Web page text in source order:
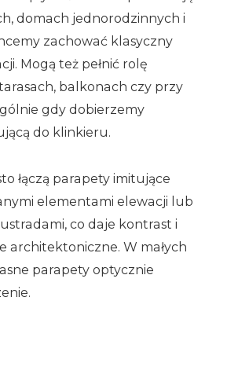
domach jednorodzinnych i
zachować klasyczny
Mogą też pełnić rolę
balkonach czy przy
gdy dobierzemy
do klinkieru.
łączą parapety imitujące
elementami elewacji lub
co daje kontrast i
architektoniczne. W małych
parapety optycznie